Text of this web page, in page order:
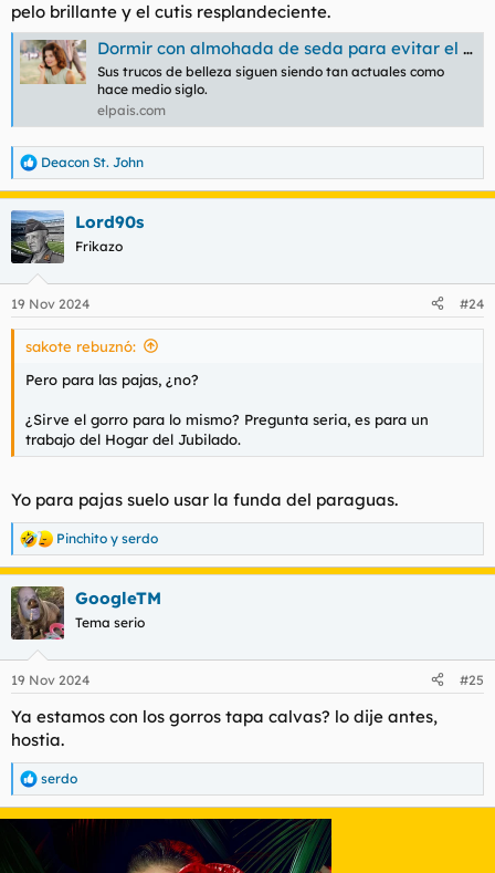
pelo brillante y el cutis resplandeciente.
Dormir con almohada de seda para evitar el encrespamiento y otros trucos de belleza que aprendimos de Jackie Kennedy
Sus trucos de belleza siguen siendo tan actuales como
hace medio siglo.
elpais.com
R
e
c
c
i
e
s
Deacon St. John
Lord90s
Frikazo
19 Nov 2024 #24
sakote rebuznó:
Pero para las pajas, ¿no?
¿Sirve el gorro para lo mismo? Pregunta seria, es para un
trabajo del Hogar del Jubilado.
Yo para pajas suelo usar la funda del paraguas.
R
e
c
c
i
e
:
Pinchito y serdo
GoogleTM
Tema serio
19 Nov 2024 #25
Ya estamos con los gorros tapa calvas? lo dije antes,
hostia.
R
e
a
serdo